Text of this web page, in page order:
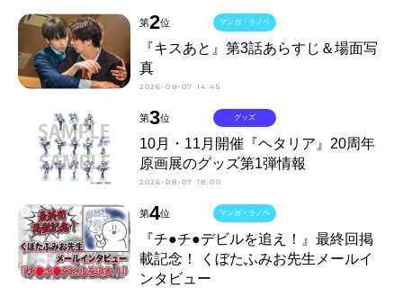
第2位
『キスあと』第3話あらすじ＆場面写
真
2026-08-07 14:45
マンガ・ラノベ
第3位
10月・11月開催『ヘタリア』20周年
原画展のグッズ第1弾情報
2026-08-07 18:00
グッズ
第4位
『チ●チ●デビルを追え！』最終回掲
載記念！ くぼたふみお先生メールイ
ンタビュー
マンガ・ラノベ